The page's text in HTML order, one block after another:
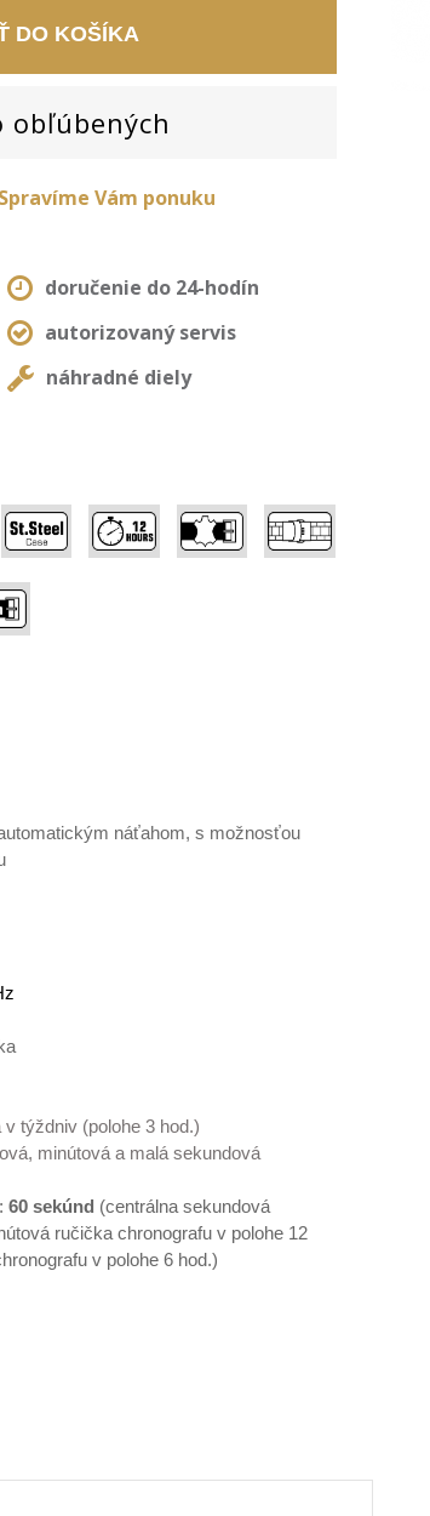
DO KOŠÍKA
obľúbených
Spravíme Vám ponuku
doručenie do 24-hodín
autorizovaný servis
náhradné diely
náťahom, s možnosťou
týždniv (polohe 3 hod.)
minútová a malá sekundová
60 sekúnd (centrálna sekundová
ručička chronografu v polohe 12
v polohe 6 hod.)